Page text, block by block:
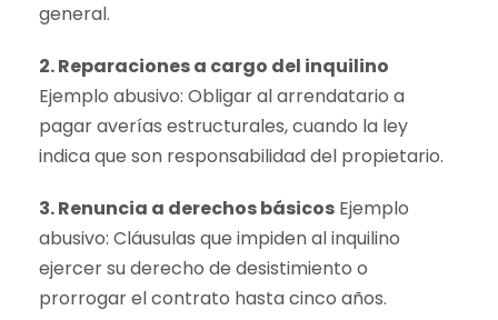
general.
2. Reparaciones a cargo del inquilino
Ejemplo abusivo: Obligar al arrendatario a
pagar averías estructurales, cuando la ley
indica que son responsabilidad del propietario.
3. Renuncia a derechos básicos Ejemplo
abusivo: Cláusulas que impiden al inquilino
ejercer su derecho de desistimiento o
prorrogar el contrato hasta cinco años.